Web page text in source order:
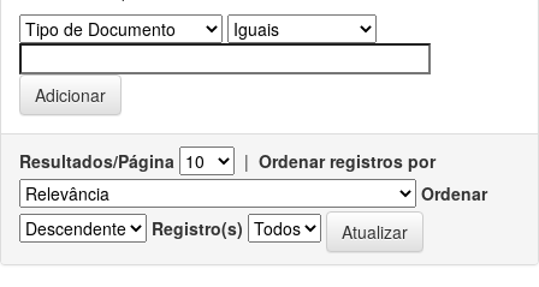
Resultados/Página | Ordenar registros por
Ordenar
Registro(s)